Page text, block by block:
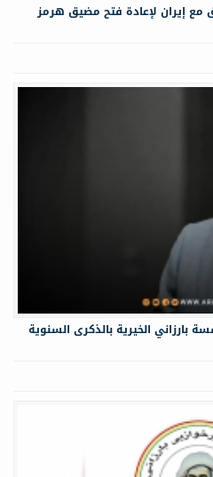
مع إيران لإعادة فتح مضيق هرمز
الخيرية بالذكرى السنوية